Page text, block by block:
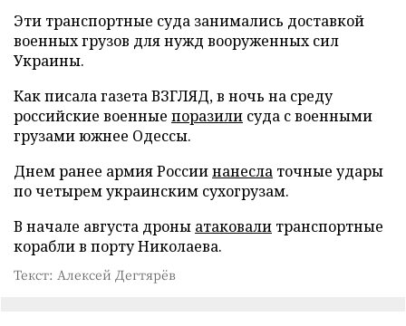
Эти транспортные суда занимались доставкой
военных грузов для нужд вооруженных сил
Украины.
Как писала газета ВЗГЛЯД, в ночь на среду
российские военные поразили суда с военными
грузами южнее Одессы.
Днем ранее армия Россиинанесла точные удары
по четырем украинским сухогрузам.
В начале августа дроны атаковали транспортные
корабли в порту Николаева.
Текст: Алексей Дегтярёв